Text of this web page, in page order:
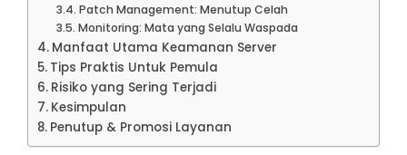
Patch Management: Menutup Celah
Monitoring: Mata yang Selalu Waspada
Manfaat Utama Keamanan Server
Tips Praktis Untuk Pemula
Risiko yang Sering Terjadi
Kesimpulan
Penutup & Promosi Layanan